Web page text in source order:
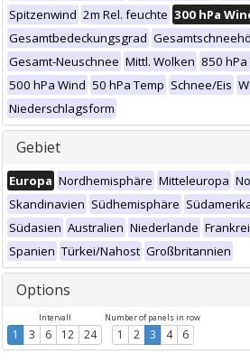
Spitzenwind 2m Rel. feuchte 300 hPa
Gesamtbedeckungsgrad
Gesamt-Neuschnee Mittl. Wolken 850
500 hPa Wind 50 hPa Temp Schnee/Eis
Niederschlagsform
Gebiet
Europa Nordhemisphäre Mitteleuropa
Skandinavien Südhemisphäre
Südasien Australien Niederlande
Spanien Türkei/Nahost Großbritannien
Options
Intervall
1 3 6 12 24
Number of panels in row
1 2 3 4 6